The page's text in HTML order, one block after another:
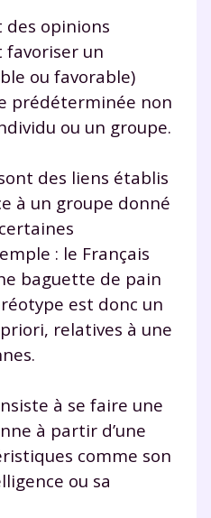
des opinions
favoriser un
ou favorable)
prédéterminée non
ou un groupe.
des liens établis
à un groupe donné
: le Français
baguette de pain
est donc un
relatives à une
à se faire une
à partir d’une
comme son
ou sa
scolaire du CP à
disponibles
tchat, audio ou
à cette adresse e-mail. En
à ce que vos
soient traitées par SEJER, sous
SEJER puisse vous donner
pendant 24h. Pour en
données personnelles et
consulter
les actualités et des
la part de
utilisée pour